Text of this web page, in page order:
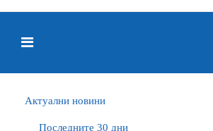
Актуални новини
Последните 30 дни